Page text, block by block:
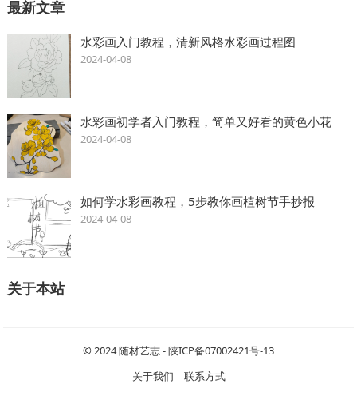
最新文章
水彩画入门教程，清新风格水彩画过程图
2024-04-08
水彩画初学者入门教程，简单又好看的黄色小花
2024-04-08
如何学水彩画教程，5步教你画植树节手抄报
2024-04-08
关于本站
© 2024随材艺志-陕ICP备07002421号-13
关于我们
联系方式